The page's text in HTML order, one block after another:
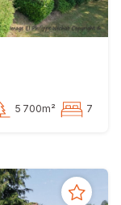
5 700m² 7